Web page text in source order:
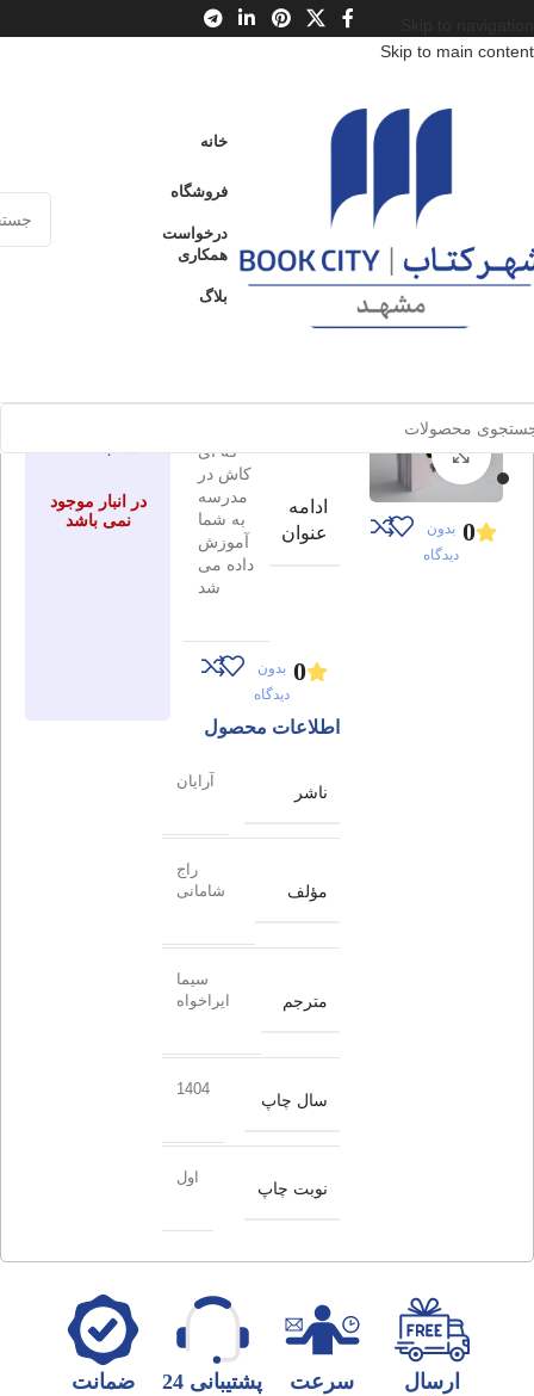
Skip to main content
خانه
فروشگاه
درخواست
همکاری
بلاگ
محصولات / کتاب بزرگسال
عنوان
چیزهایی که ای کاش در مدرسه به شما
آموزش داده می شد
برای بزرگنمایی کلیک کنید
0 بدون
دیدگاه
ادامه
عنوان
که ای
کاش در
مدرسه
به شما
آموزش
داده می
شد
0 بدون
دیدگاه
اطلاعات محصول
ناشر
آرایان
مؤلف
راج
شامانی
مترجم
سیما
ایراخواه
سال چاپ
1404
نوبت چاپ
اول
شتاب
در انبار موجود
نمی باشد
ارسال
سرعت
پشتیبانی 24
ضمانت